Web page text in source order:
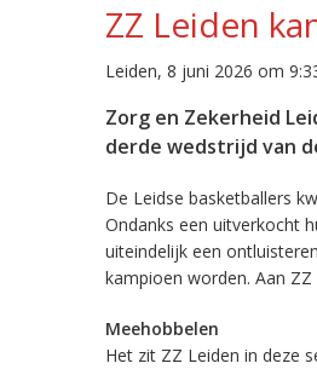
ZZ Leiden
Leiden, 8 juni 2026 om
Zorg en Zekerheid
derde wedstrijd van
De Leidse basketballers
Ondanks een uitverkocht
uiteindelijk een
kampioen worden. Aan
Meehobbelen
Het zit ZZ Leiden in deze